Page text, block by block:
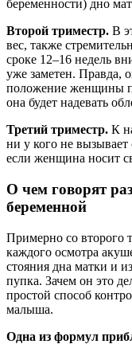
беременности) дно
Второй триместр. В
вес, также
сроке 12–16 недель
уже заметен. Правда,
положение женщины
она будет надевать
Третий триместр. К
ни у кого не
если женщина носит
О чем говорят
беременной
Примерно со второго
каждого осмотра
стояния дна матки и
пупка. Зачем он это
простой способ
малыша.
Одна из формул